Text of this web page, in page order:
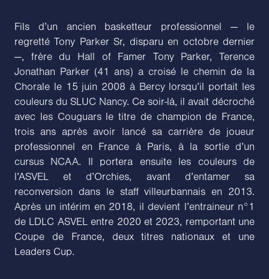
Fils d’un ancien basketteur professionnel — le
regretté Tony Parker Sr, disparu en octobre dernier
—, frère du Hall of Famer Tony Parker, Terence
Jonathan Parker (41 ans) a croisé le chemin de la
Chorale le 15 juin 2008 à Bercy lorsqu’il portait les
couleurs du SLUC Nancy. Ce soir-là, il avait décroché
avec les Couguars le titre de champion de France,
trois ans après avoir lancé sa carrière de joueur
professionnel en France à Paris, à la sortie d’un
cursus NCAA. Il portera ensuite les couleurs de
l’ASVEL et d’Orchies, avant d’entamer sa
reconversion dans le staff villeurbannais en 2013.
Après un intérim en 2018, il devient l’entraineur n°1
de LDLC ASVEL entre 2020 et 2023, remportant une
Coupe de France, deux titres nationaux et une
Leaders Cup.